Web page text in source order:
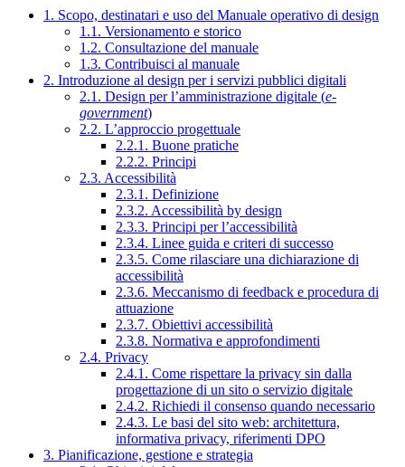
1. Scopo, destinatari e uso del Manuale operativo di design
1.1. Versionamento e storico
1.2. Consultazione del manuale
1.3. Contribuisci al manuale
2. Introduzione al design per i servizi pubblici digitali
2.1. Design per l’amministrazione digitale (e-
government)
2.2. L’approccio progettuale
2.2.1. Buone pratiche
2.2.2. Principi
2.3. Accessibilità
2.3.1. Definizione
2.3.2. Accessibilità by design
2.3.3. Principi per l’accessibilità
2.3.4. Linee guida e criteri di successo
2.3.5. Come rilasciare una dichiarazione di
accessibilità
2.3.6. Meccanismo di feedback e procedura di
attuazione
2.3.7. Obiettivi accessibilità
2.3.8. Normativa e approfondimenti
2.4. Privacy
2.4.1. Come rispettare la privacy sin dalla
progettazione di un sito o servizio digitale
2.4.2. Richiedi il consenso quando necessario
2.4.3. Le basi del sito web: architettura,
informativa privacy, riferimenti DPO
3. Pianificazione, gestione e strategia